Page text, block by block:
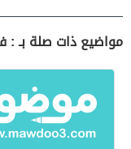
مواضيع ذات صلة بـ :